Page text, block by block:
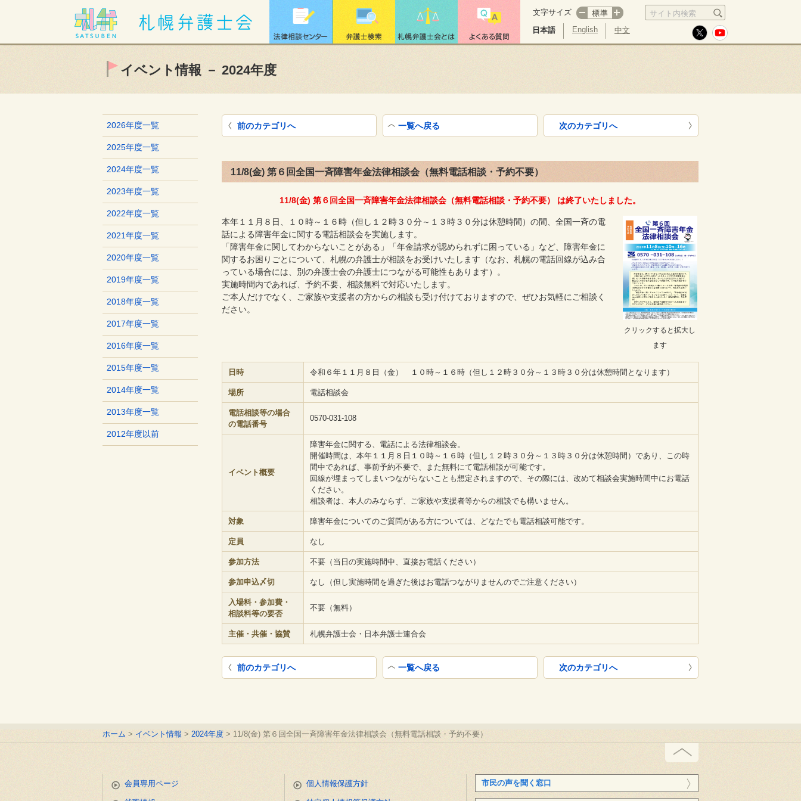
文字サイズ
サイト内検索
日本語
English 中文
イベント情報 － 2024年度
2026年度一覧
2025年度一覧
2024年度一覧
2023年度一覧
2022年度一覧
2021年度一覧
2020年度一覧
2019年度一覧
2018年度一覧
2017年度一覧
2016年度一覧
2015年度一覧
2014年度一覧
2013年度一覧
2012年度以前
前のカテゴリへ 一覧へ戻る 次のカテゴリへ
11/8(金) 第６回全国一斉障害年金法律相談会（無料電話相談・予約不要）
11/8(金) 第６回全国一斉障害年金法律相談会（無料電話相談・予約不要） は終了いたしました。
クリックすると拡大し
ます
本年１１月８日、１０時～１６時（但し１２時３０分～１３時３０分は休憩時間）の間、全国一斉の電
話による障害年金に関する電話相談会を実施します。
「障害年金に関してわからないことがある」「年金請求が認められずに困っている」など、障害年金に
関するお困りごとについて、札幌の弁護士が相談をお受けいたします（なお、札幌の電話回線が込み合
っている場合には、別の弁護士会の弁護士につながる可能性もあります）。
実施時間内であれば、予約不要、相談無料で対応いたします。
ご本人だけでなく、ご家族や支援者の方からの相談も受け付けておりますので、ぜひお気軽にご相談く
ださい。
日時 令和６年１１月８日（金） １０時～１６時（但し１２時３０分～１３時３０分は休憩時間となります）
場所 電話相談会
電話相談等の場合
の電話番号
0570-031-108
イベント概要
障害年金に関する、電話による法律相談会。
開催時間は、本年１１月８日１０時～１６時（但し１２時３０分～１３時３０分は休憩時間）であり、この時
間中であれば、事前予約不要で、また無料にて電話相談が可能です。
回線が埋まってしまいつながらないことも想定されますので、その際には、改めて相談会実施時間中にお電話
ください。
相談者は、本人のみならず、ご家族や支援者等からの相談でも構いません。
対象 障害年金についてのご質問がある方については、どなたでも電話相談可能です。
定員 なし
参加方法 不要（当日の実施時間中、直接お電話ください）
参加申込〆切 なし（但し実施時間を過ぎた後はお電話つながりませんのでご注意ください）
入場料・参加費・
相談料等の要否
不要（無料）
主催・共催・協賛 札幌弁護士会・日本弁護士連合会
前のカテゴリへ 一覧へ戻る 次のカテゴリへ
ホーム イベント情報 2024年度 11/8(金) 第６回全国一斉障害年金法律相談会（無料電話相談・予約不要）
会員専用ページ 個人情報保護方針 市民の声を聞く窓口